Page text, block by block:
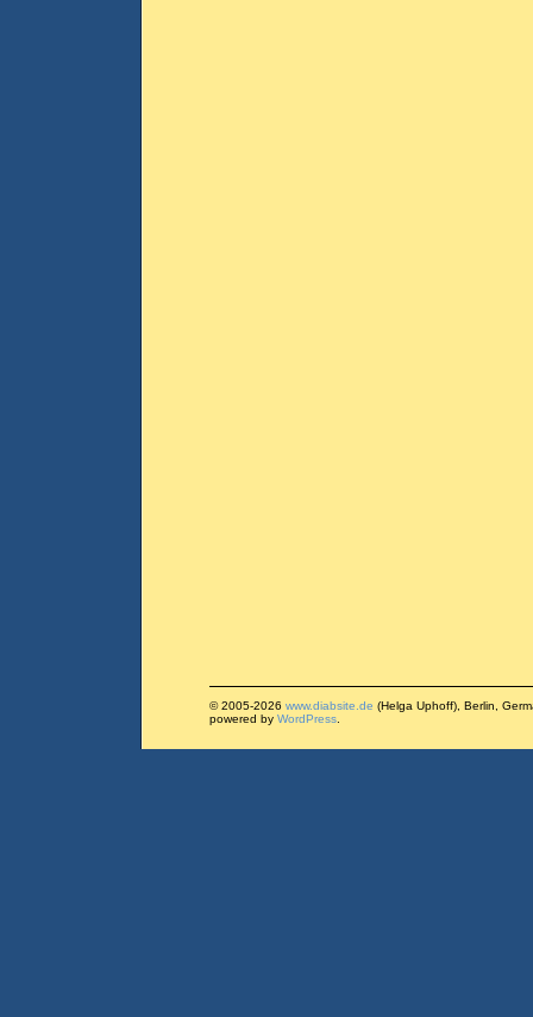
© 2005-2026 www.diabsite.de (Helga Uphoff), Berlin,
powered by WordPress.